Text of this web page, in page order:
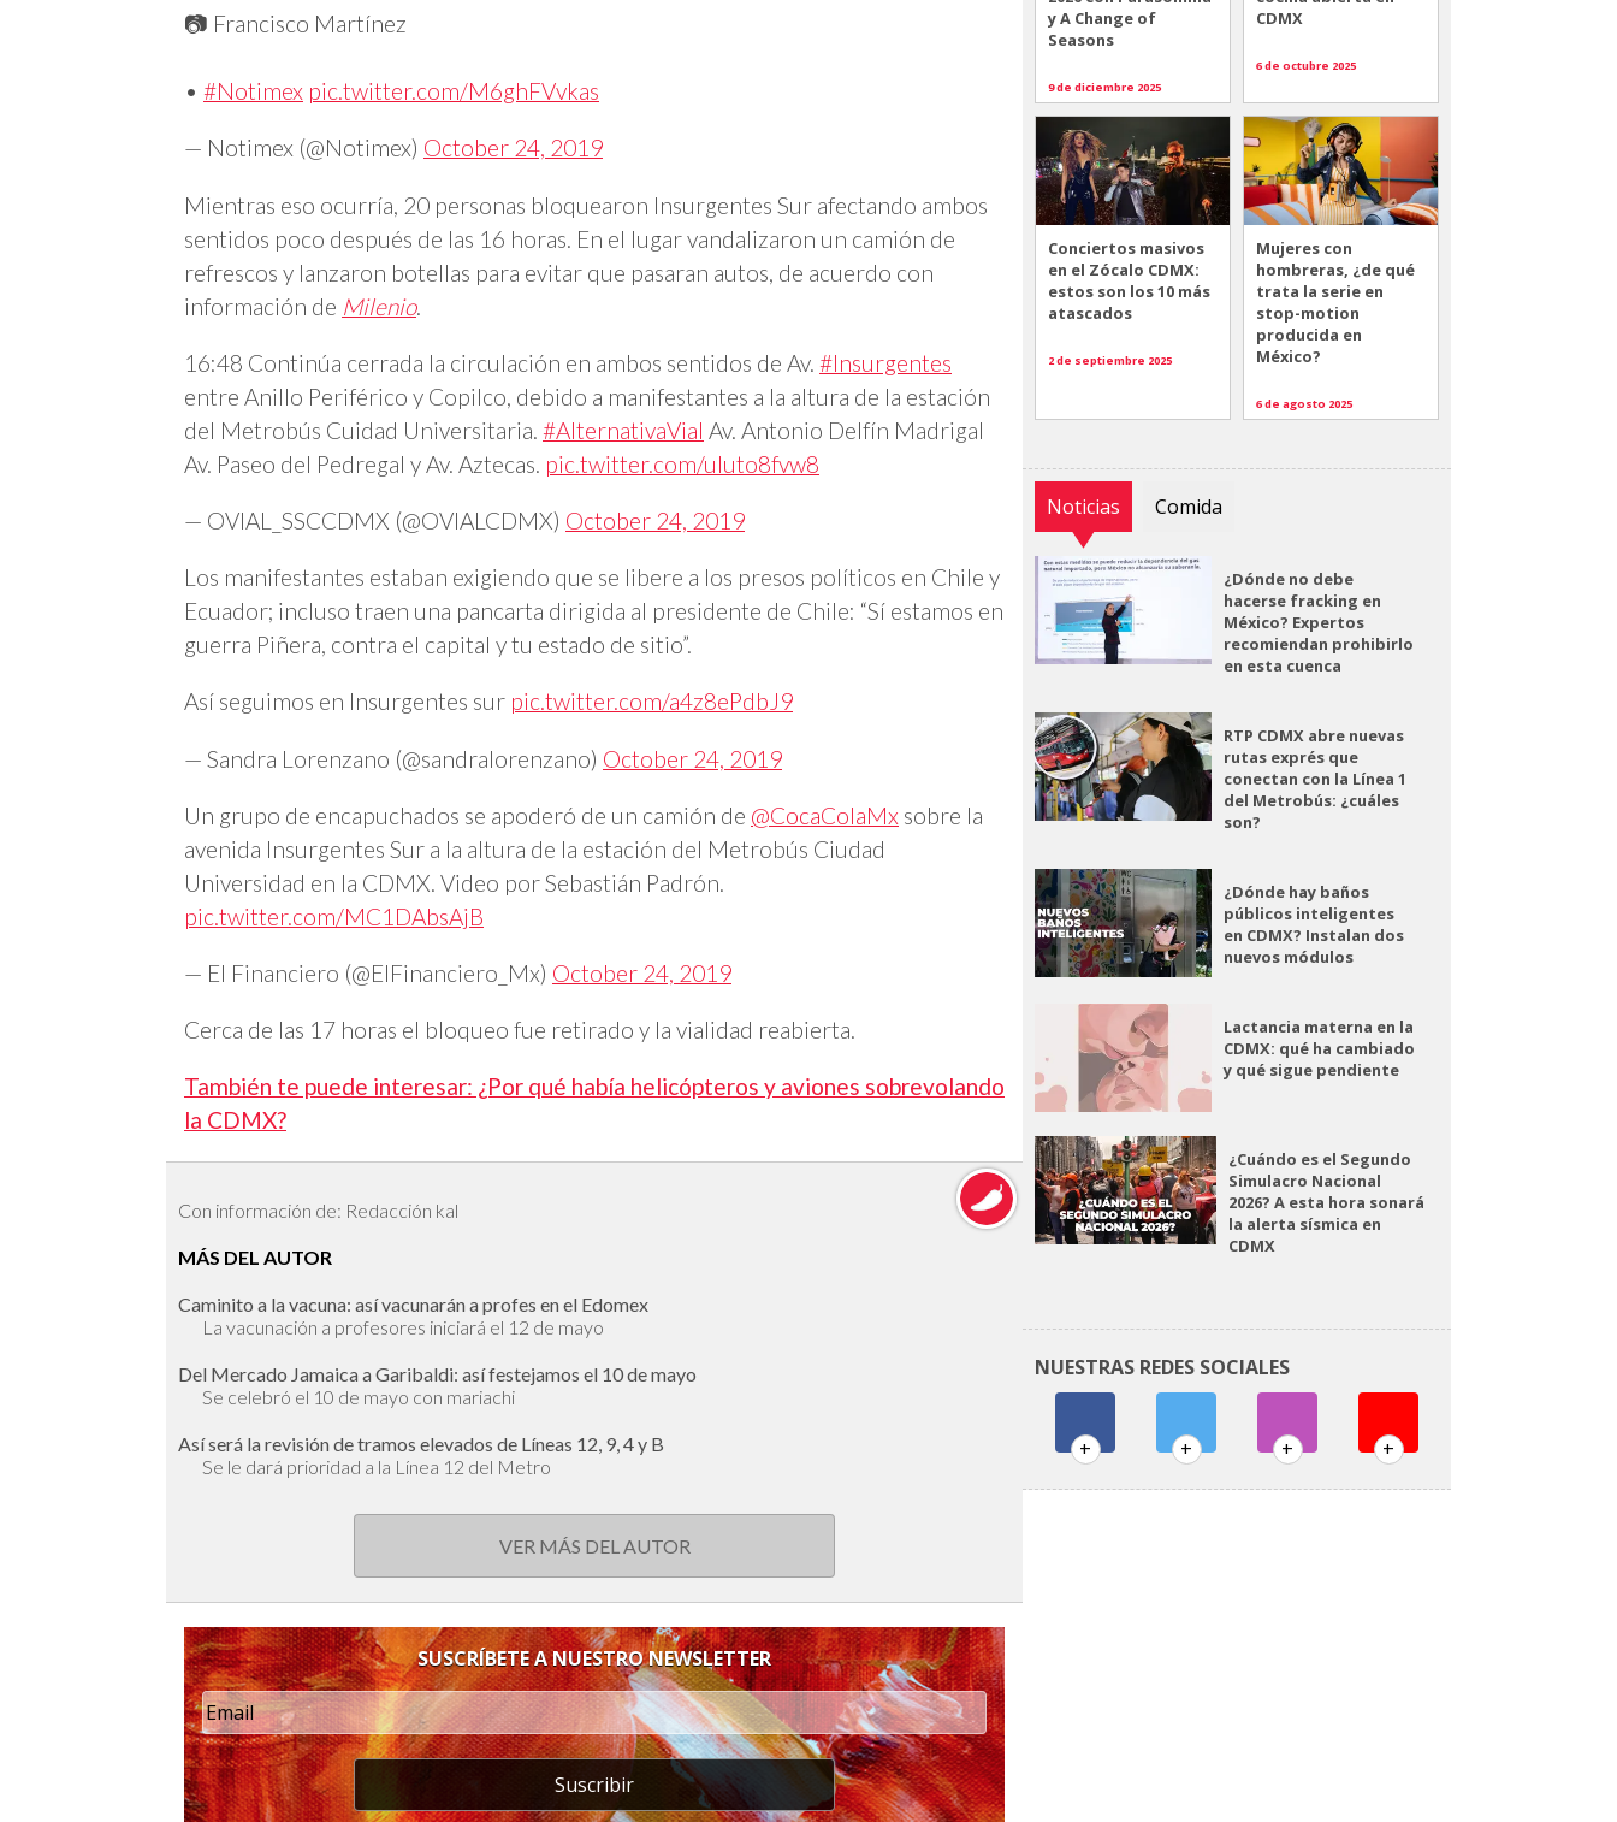
📷 Francisco Martínez
• #Notimex pic.twitter.com/M6ghFVvkas
— Notimex (@Notimex) October 24, 2019
Mientras eso ocurría, 20 personas bloquearon Insurgentes Sur afectando ambos
sentidos poco después de las 16 horas. En el lugar vandalizaron un camión de
refrescos y lanzaron botellas para evitar que pasaran autos, de acuerdo con
información de Milenio.
16:48 Continúa cerrada la circulación en ambos sentidos de Av. #Insurgentes
entre Anillo Periférico y Copilco, debido a manifestantes a la altura de la estación
del Metrobús Cuidad Universitaria. #AlternativaVial Av. Antonio Delfín Madrigal
Av. Paseo del Pedregal y Av. Aztecas. pic.twitter.com/uIuto8fvw8
— OVIAL_SSCCDMX (@OVIALCDMX) October 24, 2019
Los manifestantes estaban exigiendo que se libere a los presos políticos en Chile y
Ecuador; incluso traen una pancarta dirigida al presidente de Chile: “Sí estamos en
guerra Piñera, contra el capital y tu estado de sitio”.
Así seguimos en Insurgentes sur pic.twitter.com/a4z8ePdbJ9
— Sandra Lorenzano (@sandralorenzano) October 24, 2019
Un grupo de encapuchados se apoderó de un camión de @CocaColaMx sobre la
avenida Insurgentes Sur a la altura de la estación del Metrobús Ciudad
Universidad en la CDMX. Video por Sebastián Padrón.
pic.twitter.com/MC1DAbsAjB
— El Financiero (@ElFinanciero_Mx) October 24, 2019
Cerca de las 17 horas el bloqueo fue retirado y la vialidad reabierta.
También te puede interesar: ¿Por qué había helicópteros y aviones sobrevolando
la CDMX?
Con información de: Redacción kal
MÁS DEL AUTOR
Caminito a la vacuna: así vacunarán a profes en el Edomex
La vacunación a profesores iniciará el 12 de mayo
Del Mercado Jamaica a Garibaldi: así festejamos el 10 de mayo
Se celebró el 10 de mayo con mariachi
Así será la revisión de tramos elevados de Líneas 12, 9, 4 y B
Se le dará prioridad a la Línea 12 del Metro
VER MÁS DEL AUTOR
SUSCRÍBETE A NUESTRO NEWSLETTER
Suscribir
y A Change of
Seasons
9 de diciembre 2025
CDMX
6 de octubre 2025
Conciertos masivos
en el Zócalo CDMX:
estos son los 10 más
atascados
2 de septiembre 2025
Mujeres con
hombreras, ¿de qué
trata la serie en
stop-motion
producida en
México?
6 de agosto 2025
Noticias Comida
¿Dónde no debe
hacerse fracking en
México? Expertos
recomiendan prohibirlo
en esta cuenca
RTP CDMX abre nuevas
rutas exprés que
conectan con la Línea 1
del Metrobús: ¿cuáles
son?
¿Dónde hay baños
públicos inteligentes
en CDMX? Instalan dos
nuevos módulos
Lactancia materna en la
CDMX: qué ha cambiado
y qué sigue pendiente
¿Cuándo es el Segundo
Simulacro Nacional
2026? A esta hora sonará
la alerta sísmica en
CDMX
NUESTRAS REDES SOCIALES
+ + + +